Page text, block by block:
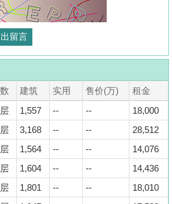
建筑 实用 售价(万)
租金
1,557 -- --
18,000
3,168 -- --
28,512
1,564 -- --
14,076
1,604 -- --
14,436
1,801 -- --
18,010